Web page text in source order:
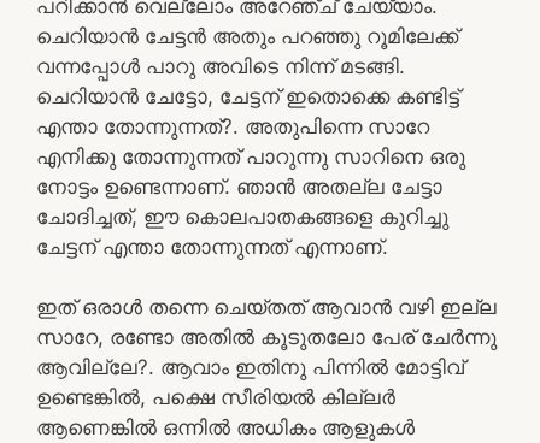
പറിക്കാൻ വെല്ലോം അറേഞ്ച് ചേയ്യാം.
ചെറിയാൻ ചേട്ടൻ അതും പറഞ്ഞു റൂമിലേക്ക്‌
വന്നപ്പോൾ പാറു അവിടെ നിന്ന് മടങ്ങി.
ചെറിയാൻ ചേട്ടോ, ചേട്ടന് ഇതൊക്കെ കണ്ടിട്ട്
എന്താ തോന്നുന്നത്?. അതുപിന്നെ സാറേ
എനിക്കു തോന്നുന്നത് പാറുന്നു സാറിനെ ഒരു
നോട്ടം ഉണ്ടെന്നാണ്. ഞാൻ അതല്ല ചേട്ടാ
ചോദിച്ചത്, ഈ കൊലപാതകങ്ങളെ കുറിച്ചു
ചേട്ടന് എന്താ തോന്നുന്നത് എന്നാണ്.
ഇത് ഒരാൾ തന്നെ ചെയ്തത് ആവാൻ വഴി ഇല്ല
സാറേ, രണ്ടോ അതിൽ കൂടുതലോ പേര് ചേർന്നു
ആവില്ലേ?. ആവാം ഇതിനു പിന്നിൽ മോട്ടിവ്
ഉണ്ടെങ്കിൽ, പക്ഷെ സീരിയൽ കില്ലർ
ആണെങ്കിൽ ഒന്നിൽ അധികം ആളുകൾ